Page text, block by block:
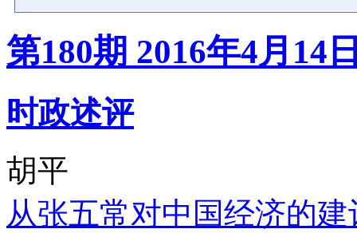
第180期 2016年4月14
时政述评
胡平
从张五常对中国经济的